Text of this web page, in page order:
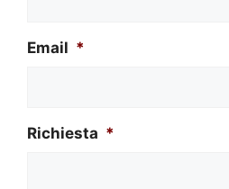
Email *
Richiesta *